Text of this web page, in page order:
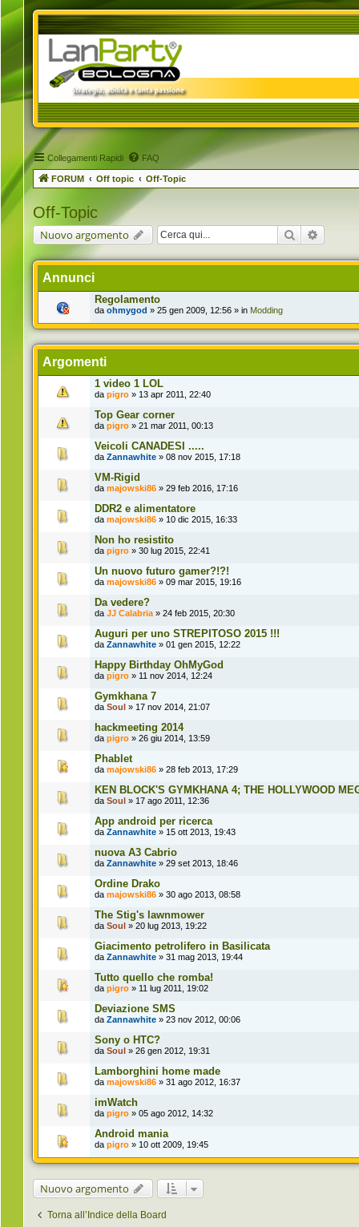
Collegamenti Rapidi FAQ
FORUM Off topic Off-Topic
Off-Topic
Nuovo argomento Cerca
Annunci
Regolamento
da ohmygod » 25 gen 2009, 12:56 » in Modding
Argomenti
1 video 1 LOL
da pigro » 13 apr 2011, 22:40
Top Gear corner
da pigro » 21 mar 2011, 00:13
Veicoli CANADESI .....
da Zannawhite » 08 nov 2015, 17:18
VM-Rigid
da majowski86 » 29 feb 2016, 17:16
DDR2 e alimentatore
da majowski86 » 10 dic 2015, 16:33
Non ho resistito
da pigro » 30 lug 2015, 22:41
Un nuovo futuro gamer?!?!
da majowski86 » 09 mar 2015, 19:16
Da vedere?
da JJ Calabria » 24 feb 2015, 20:30
Auguri per uno STREPITOSO 2015 !!!
da Zannawhite » 01 gen 2015, 12:22
Happy Birthday OhMyGod
da pigro » 11 nov 2014, 12:24
Gymkhana 7
da Soul » 17 nov 2014, 21:07
hackmeeting 2014
da pigro » 26 giu 2014, 13:59
Phablet
da majowski86 » 28 feb 2013, 17:29
KEN BLOCK'S GYMKHANA 4; THE HOLLYWOOD
da Soul » 17 ago 2011, 12:36
App android per ricerca
da Zannawhite » 15 ott 2013, 19:43
nuova A3 Cabrio
da Zannawhite » 29 set 2013, 18:46
Ordine Drako
da majowski86 » 30 ago 2013, 08:58
The Stig's lawnmower
da Soul » 20 lug 2013, 19:22
Giacimento petrolifero in Basilicata
da Zannawhite » 31 mag 2013, 19:44
Tutto quello che romba!
da pigro » 11 lug 2011, 19:02
Deviazione SMS
da Zannawhite » 23 nov 2012, 00:06
Sony o HTC?
da Soul » 26 gen 2012, 19:31
Lamborghini home made
da majowski86 » 31 ago 2012, 16:37
imWatch
da pigro » 05 ago 2012, 14:32
Android mania
da pigro » 10 ott 2009, 19:45
Nuovo argomento
Torna all’Indice della Board